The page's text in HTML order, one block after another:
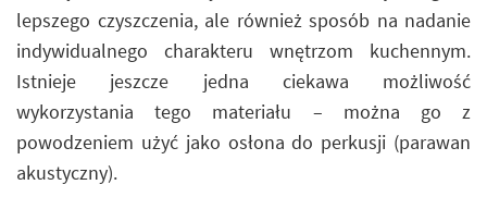
lepszego czyszczenia, ale również sposób na nadanie
indywidualnego charakteru wnętrzom kuchennym.
Istnieje jeszcze jedna ciekawa możliwość
wykorzystania tego materiału – można go z
powodzeniem użyć jako osłona do perkusji (parawan
akustyczny).